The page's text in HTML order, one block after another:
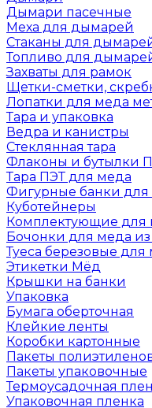
Дымари пасечные
Меха для дымарей
Стаканы для
Топливо для
Захваты для рамок
Щетки-сметки,
Лопатки для меда
Тара и упаковка
Ведра и канистры
Стеклянная тара
Флаконы и бутылки
Тара ПЭТ для меда
Фигурные банки для
Куботейнеры
Комплектующие для
Бочонки для меда
Туеса березовые
Этикетки Мёд
Крышки на банки
Упаковка
Бумага оберточная
Клейкие ленты
Коробки картонные
Пакеты
Пакеты упаковочные
Термоусадочная
Упаковочная пленка